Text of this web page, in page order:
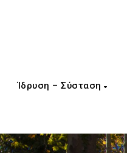
Ίδρυση – Σύσταση